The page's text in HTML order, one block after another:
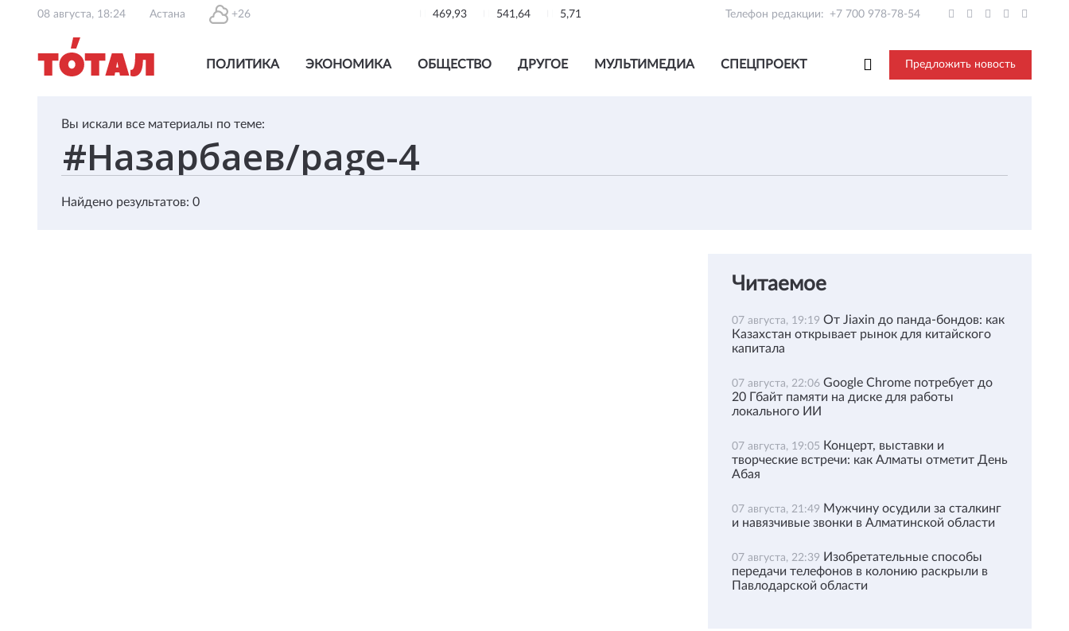
08 августа, 18:24 Астана +26 469,93 541,64 5,71 Телефон редакции: +7 700 978-78-54
ПОЛИТИКА ЭКОНОМИКА ОБЩЕСТВО ДРУГОЕ МУЛЬТИМЕДИА СПЕЦПРОЕКТ Предложить новость
Вы искали все материалы по теме:
Найдено результатов: 0
Читаемое
07 августа, 19:19 От Jiaxin до панда-бондов: как
Казахстан открывает рынок для китайского
капитала
07 августа, 22:06 Google Chrome потребует до
20 Гбайт памяти на диске для работы
локального ИИ
07 августа, 19:05 Концерт, выставки и
творческие встречи: как Алматы отметит День
Абая
07 августа, 21:49 Мужчину осудили за сталкинг
и навязчивые звонки в Алматинской области
07 августа, 22:39 Изобретательные способы
передачи телефонов в колонию раскрыли в
Павлодарской области